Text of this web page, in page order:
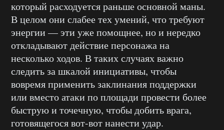
который расходуется раньше основной маны.
В целом они слабее тех умений, что требуют
энергии — эти уже помощнее, но и нередко
откладывают действие персонажа на
несколько ходов. В таких случаях важно
следить за шкалой инициативы, чтобы
вовремя применить заклинания поддержки
или вместо атаки по площади провести более
быструю и точечную, чтобы добить врага,
готовящегося вот-вот нанести удар.